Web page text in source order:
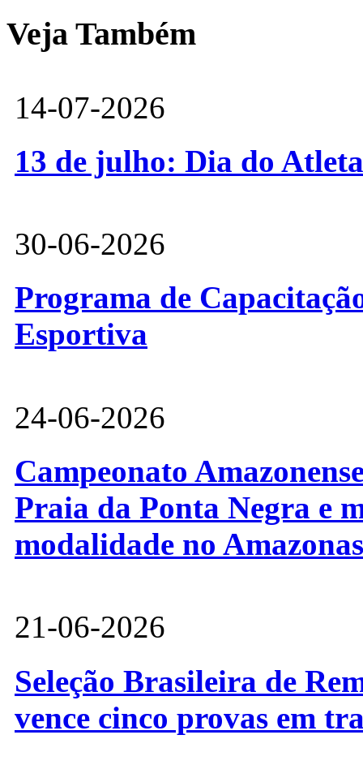
Veja Também
14-07-2026
13 de julho: Dia do
30-06-2026
Programa de
Esportiva
24-06-2026
Campeonato
Praia da Ponta Negra e
modalidade no Amazonas
21-06-2026
Seleção Brasileira de
vence cinco provas em